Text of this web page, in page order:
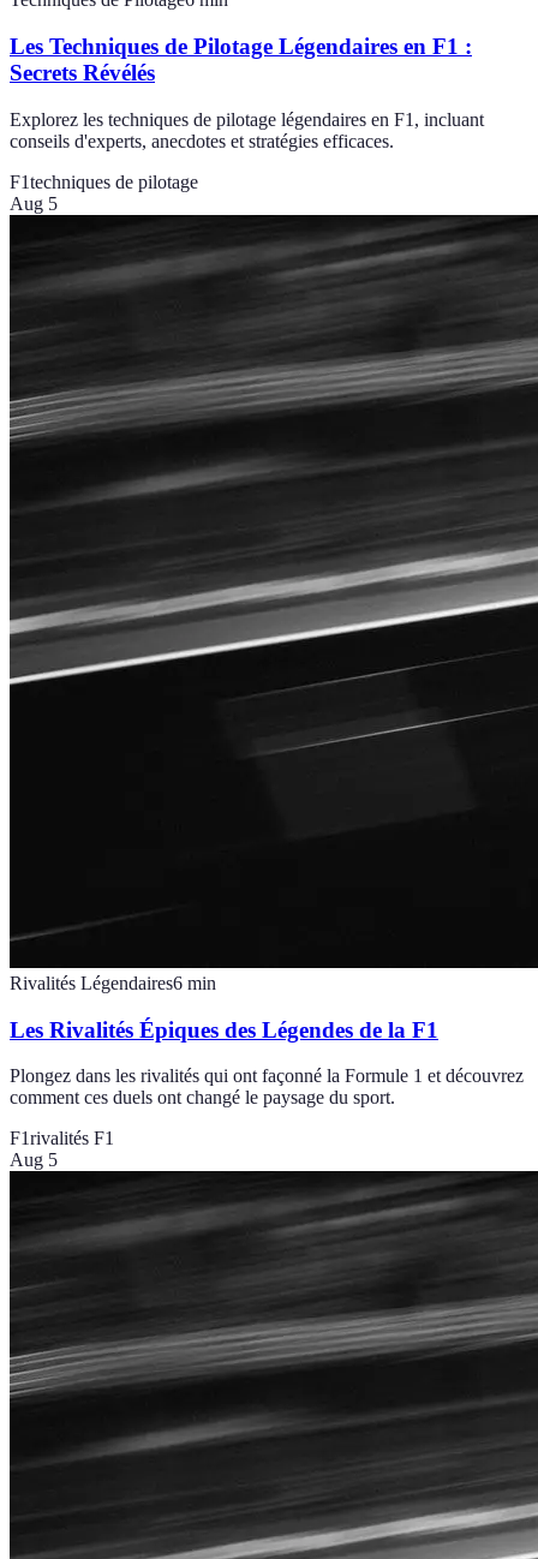
Les Techniques de Pilotage Légendaires en F1 :
Secrets Révélés
Explorez les techniques de pilotage légendaires en F1, incluant
conseils d'experts, anecdotes et stratégies efficaces.
F1techniques de pilotage
Aug 5
Rivalités Légendaires6 min
Les Rivalités Épiques des Légendes de la F1
Plongez dans les rivalités qui ont façonné la Formule 1 et découvrez
comment ces duels ont changé le paysage du sport.
F1rivalités F1
Aug 5